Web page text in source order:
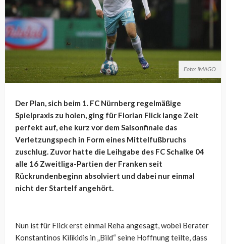
Foto: IMAGO
Der Plan, sich beim 1. FC Nürnberg regelmäßige
Spielpraxis zu holen, ging für Florian Flick lange Zeit
perfekt auf, ehe kurz vor dem Saisonfinale das
Verletzungspech in Form eines Mittelfußbruchs
zuschlug. Zuvor hatte die Leihgabe des FC Schalke 04
alle 16 Zweitliga-Partien der Franken seit
Rückrundenbeginn absolviert und dabei nur einmal
nicht der Startelf angehört.
Nun ist für Flick erst einmal Reha angesagt, wobei Berater
Konstantinos Kilikidis in „Bild“ seine Hoffnung teilte, dass